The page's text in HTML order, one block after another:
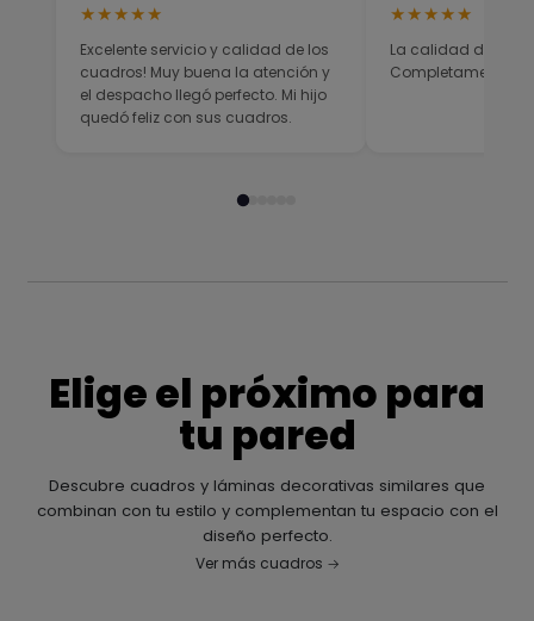
★★★★★
Excelente servicio y calidad de los
cuadros! Muy buena la atención y
el despacho llegó perfecto. Mi hijo
quedó feliz con sus cuadros.
★★★★★
La calidad del
Completamente
Elige el próximo para
tu pared
Descubre cuadros y láminas decorativas similares que
combinan con tu estilo y complementan tu espacio con el
diseño perfecto.
Ver más cuadros